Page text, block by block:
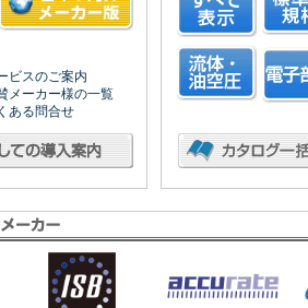
ビスのご案内
メーカー様の一覧
ある問合せ